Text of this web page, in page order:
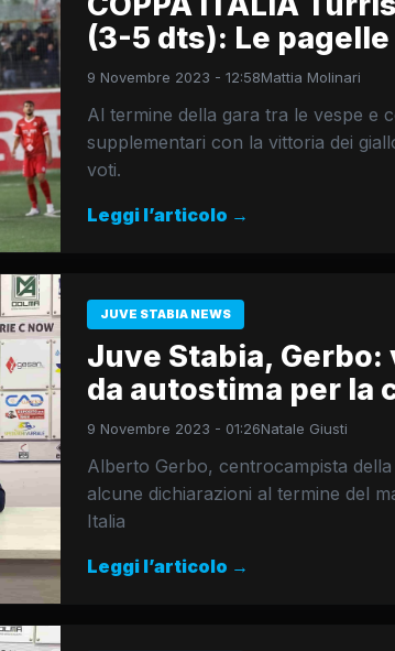
(3-5 dts): Le
9 Novembre 2023 - 12:58Mattia Molinari
Al termine della gara tra le vespe e
supplementari con la vittoria dei
voti.
Leggi l’articolo →
JUVE STABIA NEWS
Juve Stabia,
da autostima per la
9 Novembre 2023 - 01:26Natale Giusti
Alberto Gerbo, centrocampista
alcune dichiarazioni al termine del
Italia
Leggi l’articolo →